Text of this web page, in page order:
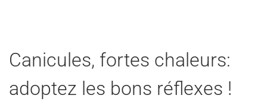
Canicules, fortes chaleurs:
adoptez les bons réflexes !